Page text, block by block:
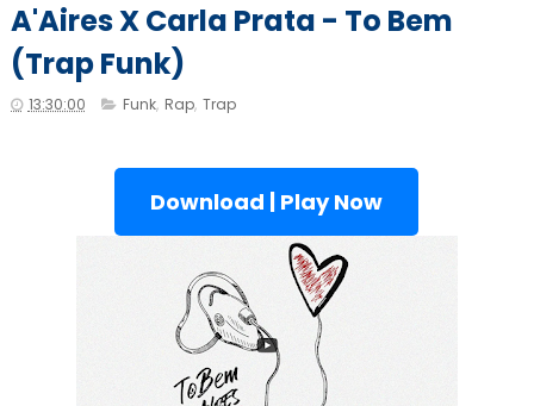
A'Aires X Carla Prata - To Bem
(Trap Funk)
13:30:00 Funk, Rap, Trap
Download | Play Now